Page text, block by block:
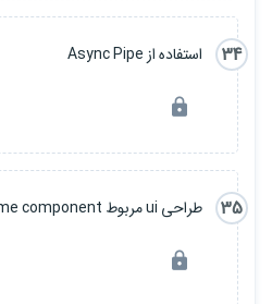
34 استفاده از Async Pipe
35 طراحی ui مربوط home component